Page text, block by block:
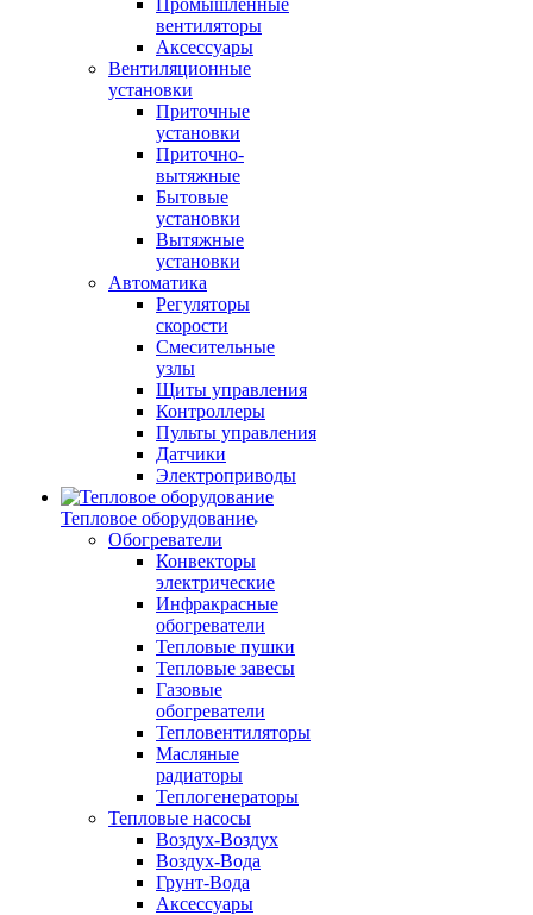
Промышленные
вентиляторы
Аксессуары
Вентиляционные
установки
Приточные
установки
Приточно-
вытяжные
Бытовые
установки
Вытяжные
установки
Автоматика
Регуляторы
скорости
Смесительные
узлы
Щиты управления
Контроллеры
Пульты управления
Датчики
Электроприводы
Тепловое оборудование
Обогреватели
Конвекторы
электрические
Инфракрасные
обогреватели
Тепловые пушки
Тепловые завесы
Газовые
обогреватели
Тепловентиляторы
Масляные
радиаторы
Теплогенераторы
Тепловые насосы
Воздух-Воздух
Воздух-Вода
Грунт-Вода
Аксессуары